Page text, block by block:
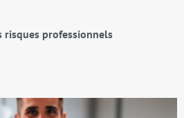
risques professionnels